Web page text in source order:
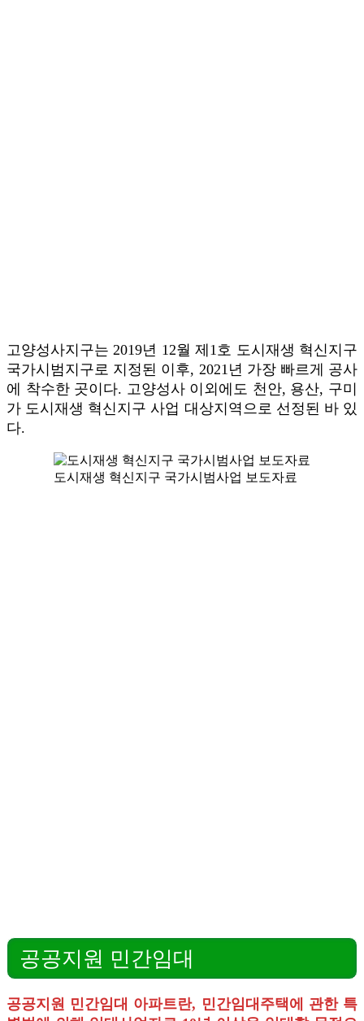
고양성사지구는 2019년 12월 제1호 도시재생 혁신지구
국가시범지구로 지정된 이후, 2021년 가장 빠르게 공사
에 착수한 곳이다. 고양성사 이외에도 천안, 용산, 구미
가 도시재생 혁신지구 사업 대상지역으로 선정된 바 있
다.
도시재생 혁신지구 국가시범사업 보도자료
공공지원 민간임대
공공지원 민간임대 아파트란, 민간임대주택에 관한 특